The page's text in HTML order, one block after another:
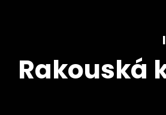
Rakouská